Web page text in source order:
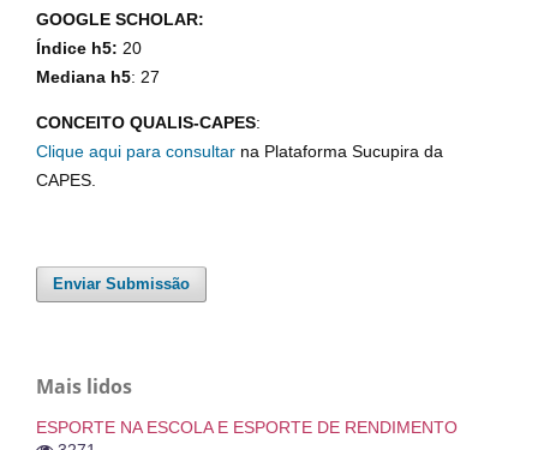
GOOGLE SCHOLAR:
Índice h5: 20
Mediana h5: 27
CONCEITO QUALIS-CAPES:
Clique aqui para consultar na Plataforma Sucupira da
CAPES.
Enviar Submissão
Mais lidos
ESPORTE NA ESCOLA E ESPORTE DE RENDIMENTO